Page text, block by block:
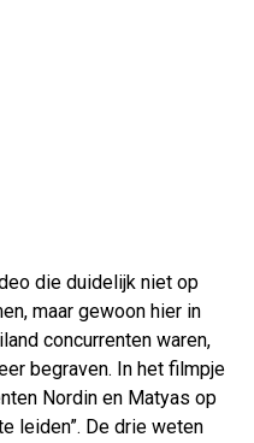
die duidelijk niet op
maar gewoon hier in
concurrenten waren,
begraven. In het filmpje
Nordin en Matyas op
leiden”. De drie weten